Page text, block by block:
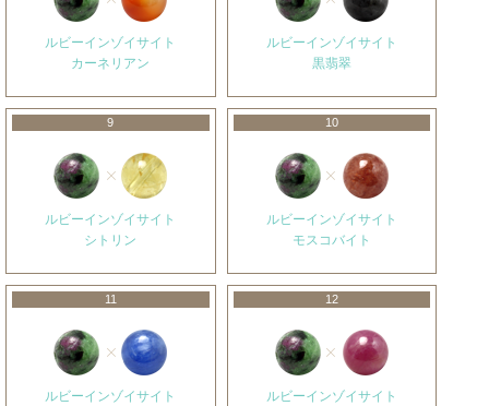
ルビーインゾイサイト
カーネリアン
ルビーインゾイサイト
黒翡翠
9
ルビーインゾイサイト
シトリン
10
ルビーインゾイサイト
モスコバイト
11
ルビーインゾイサイト
12
ルビーインゾイサイト